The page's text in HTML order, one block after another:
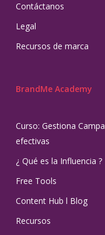
Contáctanos
Legal
Recursos de marca
BrandMe Academy
Curso: Gestiona
efectivas
¿ Qué es la Influencia ?
Free Tools
Content Hub l Blog
Recursos